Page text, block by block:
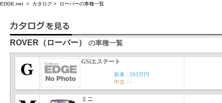
EDGE.net > カタログ > ローバーの車種一覧
ROVER（ローバー） の車種一覧
GSiエステート
新車 : 293万円
中古 : -
ミニ